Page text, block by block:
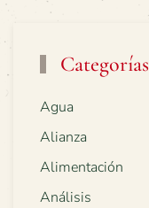
Categorías
Agua
Alianza
Alimentación
Análisis